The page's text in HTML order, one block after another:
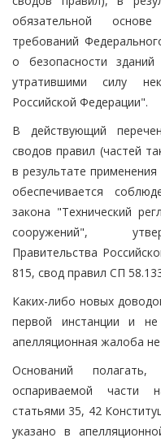
обязательной
требований
о безопасности
утратившими силу
Российской Федерации".
В действующий
сводов правил (частей
в результате
обеспечивается
закона "Технический
сооружений",
Правительства
815, свод правил СП
Каких-либо новых
первой инстанции и
апелляционная жалоба
Оснований
оспариваемой части
статьями 35, 42
указано в